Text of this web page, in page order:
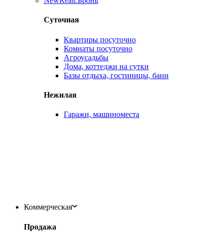
Суточная
Квартиры посуточно
Комнаты посуточно
Агроусадьбы
Дома, коттеджи на сутки
Базы отдыха, гостиницы, бани
Нежилая
Гаражи, машиноместа
Коммерческая
Продажа